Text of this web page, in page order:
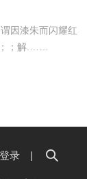
因漆朱而闪耀红
；解.……
登录 |